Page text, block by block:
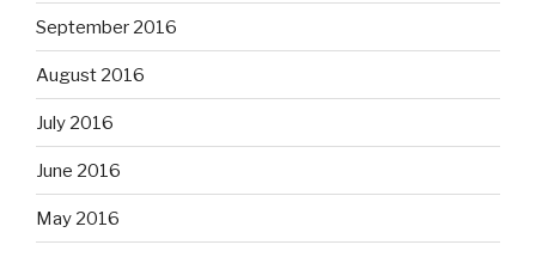
September 2016
August 2016
July 2016
June 2016
May 2016